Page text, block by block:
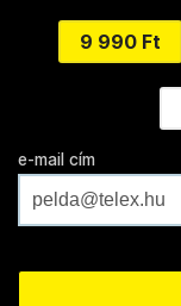
9 990 Ft
e-mail cím